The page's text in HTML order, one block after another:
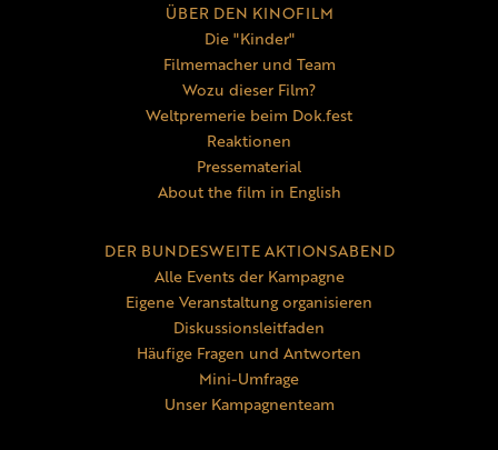
ÜBER DEN KINOFILM
Die "Kinder"
Filmemacher und Team
Wozu dieser Film?
Weltpremerie beim Dok.fest
Reaktionen
Pressematerial
About the film in English
DER BUNDESWEITE AKTIONSABEND
Alle Events der Kampagne
Eigene Veranstaltung organisieren
Diskussionsleitfaden
Häufige Fragen und Antworten
Mini-Umfrage
Unser Kampagnenteam